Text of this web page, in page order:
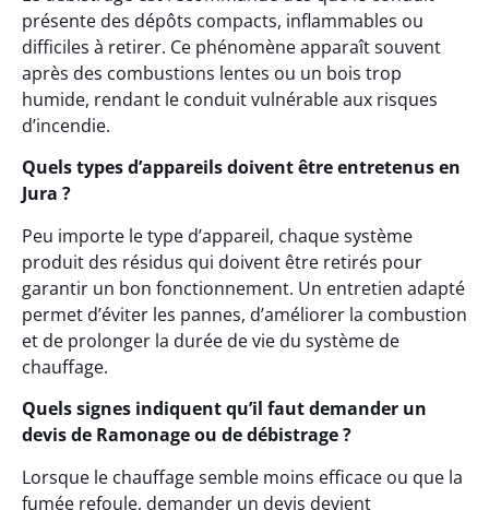
présente des dépôts compacts, inflammables ou
difficiles à retirer. Ce phénomène apparaît souvent
après des combustions lentes ou un bois trop
humide, rendant le conduit vulnérable aux risques
d’incendie.
Quels types d’appareils doivent être entretenus en
Jura ?
Peu importe le type d’appareil, chaque système
produit des résidus qui doivent être retirés pour
garantir un bon fonctionnement. Un entretien adapté
permet d’éviter les pannes, d’améliorer la combustion
et de prolonger la durée de vie du système de
chauffage.
Quels signes indiquent qu’il faut demander un
devis de Ramonage ou de débistrage ?
Lorsque le chauffage semble moins efficace ou que la
fumée refoule, demander un devis devient